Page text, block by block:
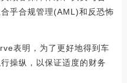
乎合规管理(AML)和反恐怖
表明，为了更好地得到车
操纵，以保证适度的财务